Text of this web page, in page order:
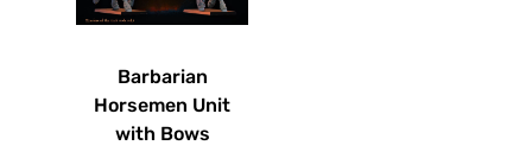
Barbarian
Horsemen Unit
with Bows